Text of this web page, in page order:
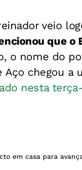
veio
que o
o nome do
Aço chegou
nesta
em casa para